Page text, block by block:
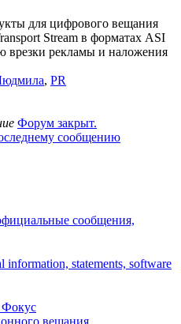
для цифрового вещания
Stream в форматах ASI
врезки рекламы и наложения
, PR
Форум закрыт.
сообщению
сообщения,
statements, software
вещания